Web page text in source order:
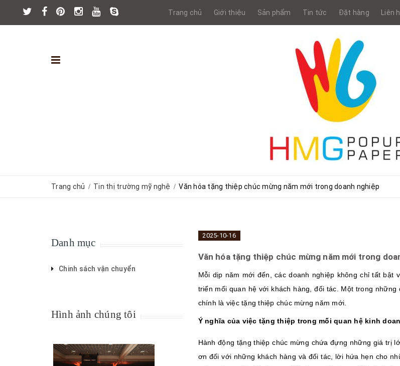
Trang chủ Giới thiệu Sản phẩm Tin tức Đặt hàng Liên
Trang chủ / Tin thị trường mỹ nghệ / Văn hóa tặng thiệp chúc mừng năm mới trong doanh nghiệp
2025-10-16
Văn hóa tặng thiệp chúc mừng năm mới trong
Mỗi dịp năm mới đến, các doanh nghiệp không chỉ tất
triển mối quan hệ với khách hàng, đối tác. Một trong
chính là việc tặng thiệp chúc mừng năm mới.
Ý nghĩa của việc tặng thiệp trong mối quan hệ kinh
Hành động tặng thiệp chúc mừng chứa đựng những giá trị
ơn đối với những khách hàng và đối tác, lời hứa hẹn cho
Danh mục
Chinh sách vận chuyển
Hình ảnh chúng tôi